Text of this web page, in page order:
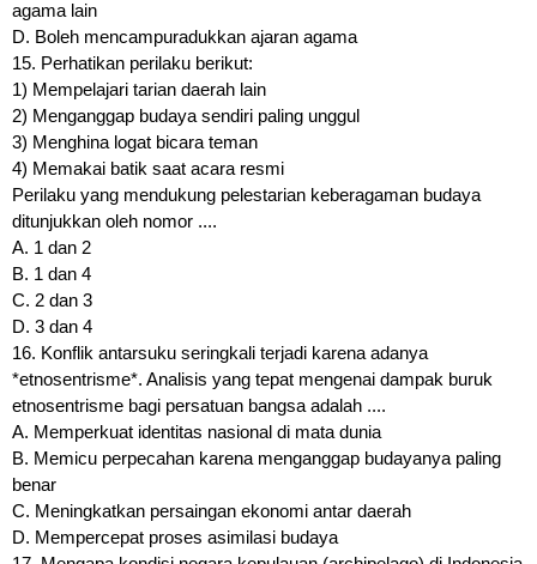
agama lain
D. Boleh mencampuradukkan ajaran agama
15. Perhatikan perilaku berikut:
1) Mempelajari tarian daerah lain
2) Menganggap budaya sendiri paling unggul
3) Menghina logat bicara teman
4) Memakai batik saat acara resmi
Perilaku yang mendukung pelestarian keberagaman budaya
ditunjukkan oleh nomor ....
A. 1 dan 2
B. 1 dan 4
C. 2 dan 3
D. 3 dan 4
16. Konflik antarsuku seringkali terjadi karena adanya
*etnosentrisme*. Analisis yang tepat mengenai dampak buruk
etnosentrisme bagi persatuan bangsa adalah ....
A. Memperkuat identitas nasional di mata dunia
B. Memicu perpecahan karena menganggap budayanya paling
benar
C. Meningkatkan persaingan ekonomi antar daerah
D. Mempercepat proses asimilasi budaya